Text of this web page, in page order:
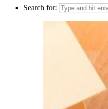
Search for: